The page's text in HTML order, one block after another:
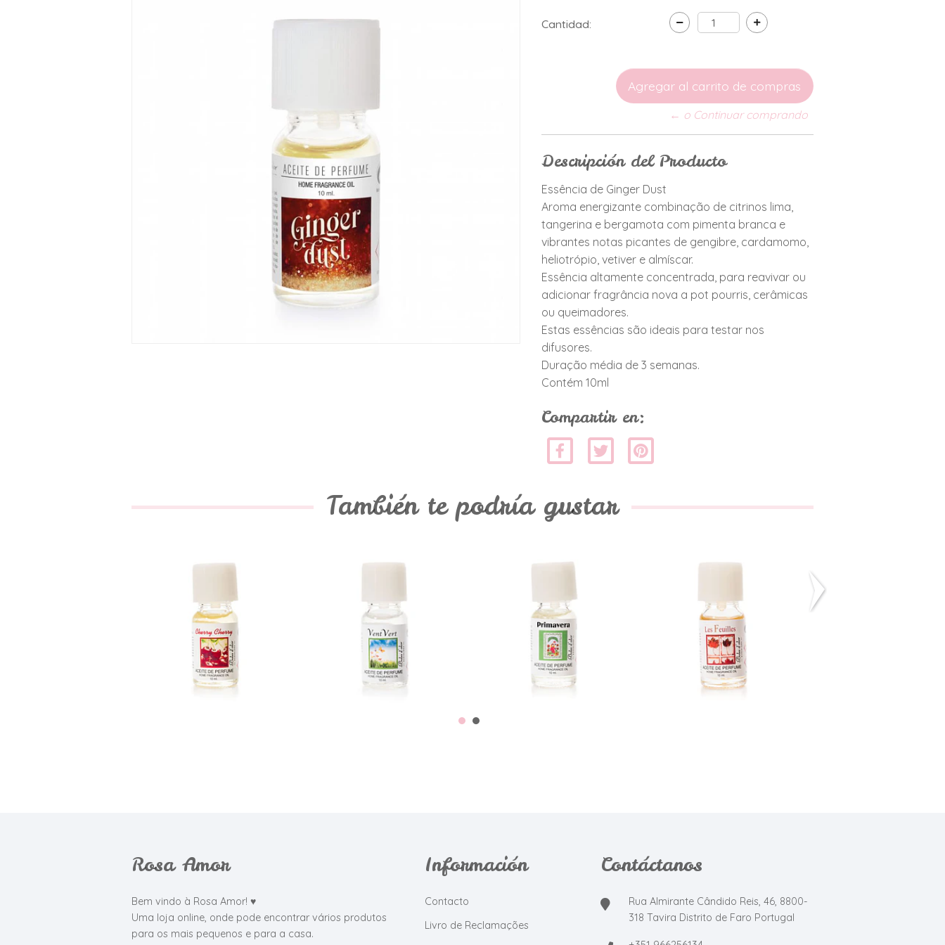
Cantidad:
← o Continuar comprando
Descripción del Producto
Essência de Ginger Dust
Aroma energizante combinação de citrinos lima,
tangerina e bergamota com pimenta branca e
vibrantes notas picantes de gengibre, cardamomo,
heliotrópio, vetiver e almíscar.
Essência altamente concentrada, para reavivar ou
adicionar fragrância nova a pot pourris, cerâmicas
ou queimadores.
Estas essências são ideais para testar nos
difusores.
Duração média de 3 semanas.
Contém 10ml
Compartir en:
También te podría gustar
Essência de
Cherry Cherry
€3,25
Essência de
€3,25
Essência de
Primavera
€3,25
Essência de
€3,25
Rosa Amor
Bem vindo à Rosa Amor! ♥
Uma loja online, onde pode encontrar vários produtos
para os mais pequenos e para a casa.
Información
Contacto
Livro de Reclamações
Contáctanos
Rua Almirante Cândido Reis, 46, 8800-
318 Tavira Distrito de Faro Portugal